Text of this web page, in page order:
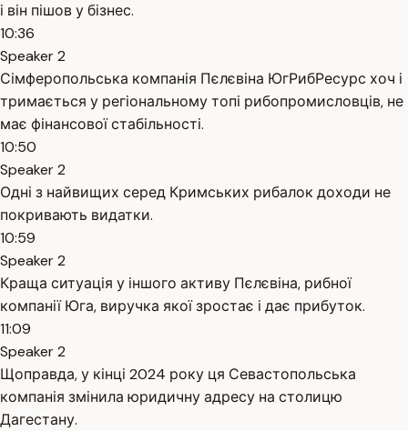
і він пішов у бізнес.
10:36
Speaker 2
Сімферопольська компанія Пєлєвіна ЮгРибРесурс хоч і
тримається у регіональному топі рибопромисловців, не
має фінансової стабільності.
10:50
Speaker 2
Одні з найвищих серед Кримських рибалок доходи не
покривають видатки.
10:59
Speaker 2
Краща ситуація у іншого активу Пєлєвіна, рибної
компанії Юга, виручка якої зростає і дає прибуток.
11:09
Speaker 2
Щоправда, у кінці 2024 року ця Севастопольська
компанія змінила юридичну адресу на столицю
Дагестану.